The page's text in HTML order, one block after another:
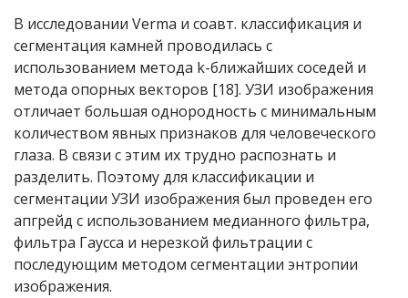
В исследовании Verma и соавт. классификация и
сегментация камней проводилась с
использованием метода k-ближайших соседей и
метода опорных векторов [18]. УЗИ изображения
отличает большая однородность с минимальным
количеством явных признаков для человеческого
глаза. В связи с этим их трудно распознать и
разделить. Поэтому для классификации и
сегментации УЗИ изображения был проведен его
апгрейд с использованием медианного фильтра,
фильтра Гаусса и нерезкой фильтрации c
последующим методом сегментации энтропии
изображения.